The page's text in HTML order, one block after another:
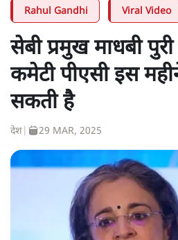
Rahul Gandhi Viral Video
सेबी प्रमुख माधबी
कमेटी पीएसी इस
सकती है
देश 29 MAR, 2025